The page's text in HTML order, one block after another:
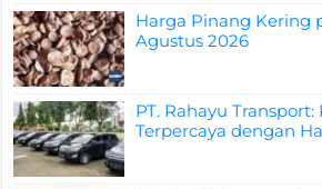
Harga Pinang Kering
Agustus 2026
PT. Rahayu
Terpercaya dengan